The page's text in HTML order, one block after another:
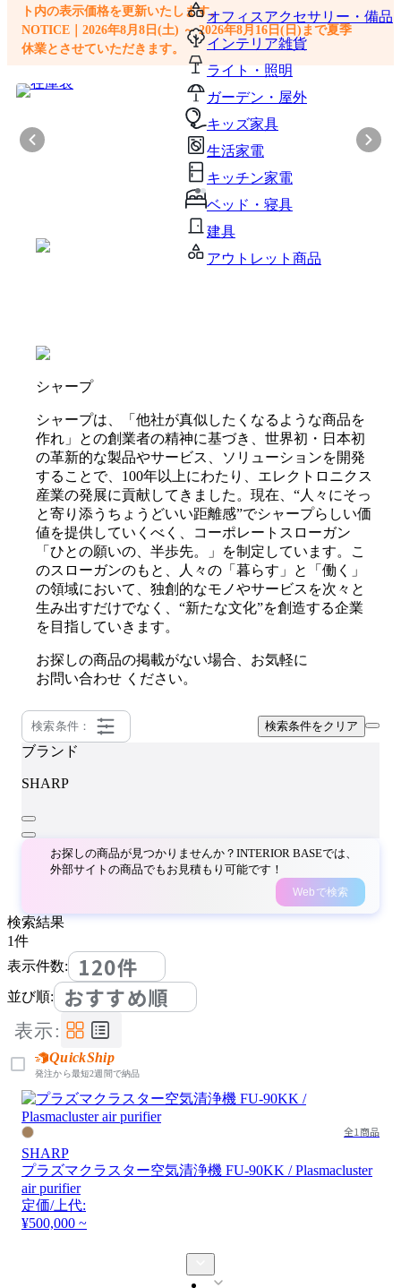
オフィスアクセサリー・備品
インテリア雑貨
ライト・照明
ガーデン・屋外
キッズ家具
生活家電
キッチン家電
ベッド・寝具
建具
アウトレット商品
ト内の表示価格を更新いたします。
NOTICE｜2026年8月8日(土) ～ 2026年8月16日(日)まで夏季
休業とさせていただきます。
シャープ
シャープは、「他社が真似したくなるような商品を
作れ」との創業者の精神に基づき、世界初・日本初
の革新的な製品やサービス、ソリューションを開発
することで、100年以上にわたり、エレクトロニクス
産業の発展に貢献してきました。現在、“人々にそっ
と寄り添うちょうどいい距離感”でシャープらしい価
値を提供していくべく、コーポレートスローガン
「ひとの願いの、半歩先。」を制定しています。こ
のスローガンのもと、人々の「暮らす」と「働く」
の領域において、独創的なモノやサービスを次々と
生み出すだけでなく、“新たな文化”を創造する企業
を目指していきます。
お探しの商品の掲載がない場合、お気軽に
お問い合わせ ください。
検索条件： 検索条件をクリア
ブランド
SHARP
お探しの商品が見つかりませんか？INTERIOR BASEでは、
外部サイトの商品でもお見積もり可能です！
Webで検索
検索結果
1件
表示件数:
120件
並び順: おすすめ順
表示:
QuickShip
発注から最短2週間で納品
全1商品
SHARP
プラズマクラスター空気清浄機 FU-90KK / Plasmacluster
air purifier
定価/上代:
¥500,000 ~